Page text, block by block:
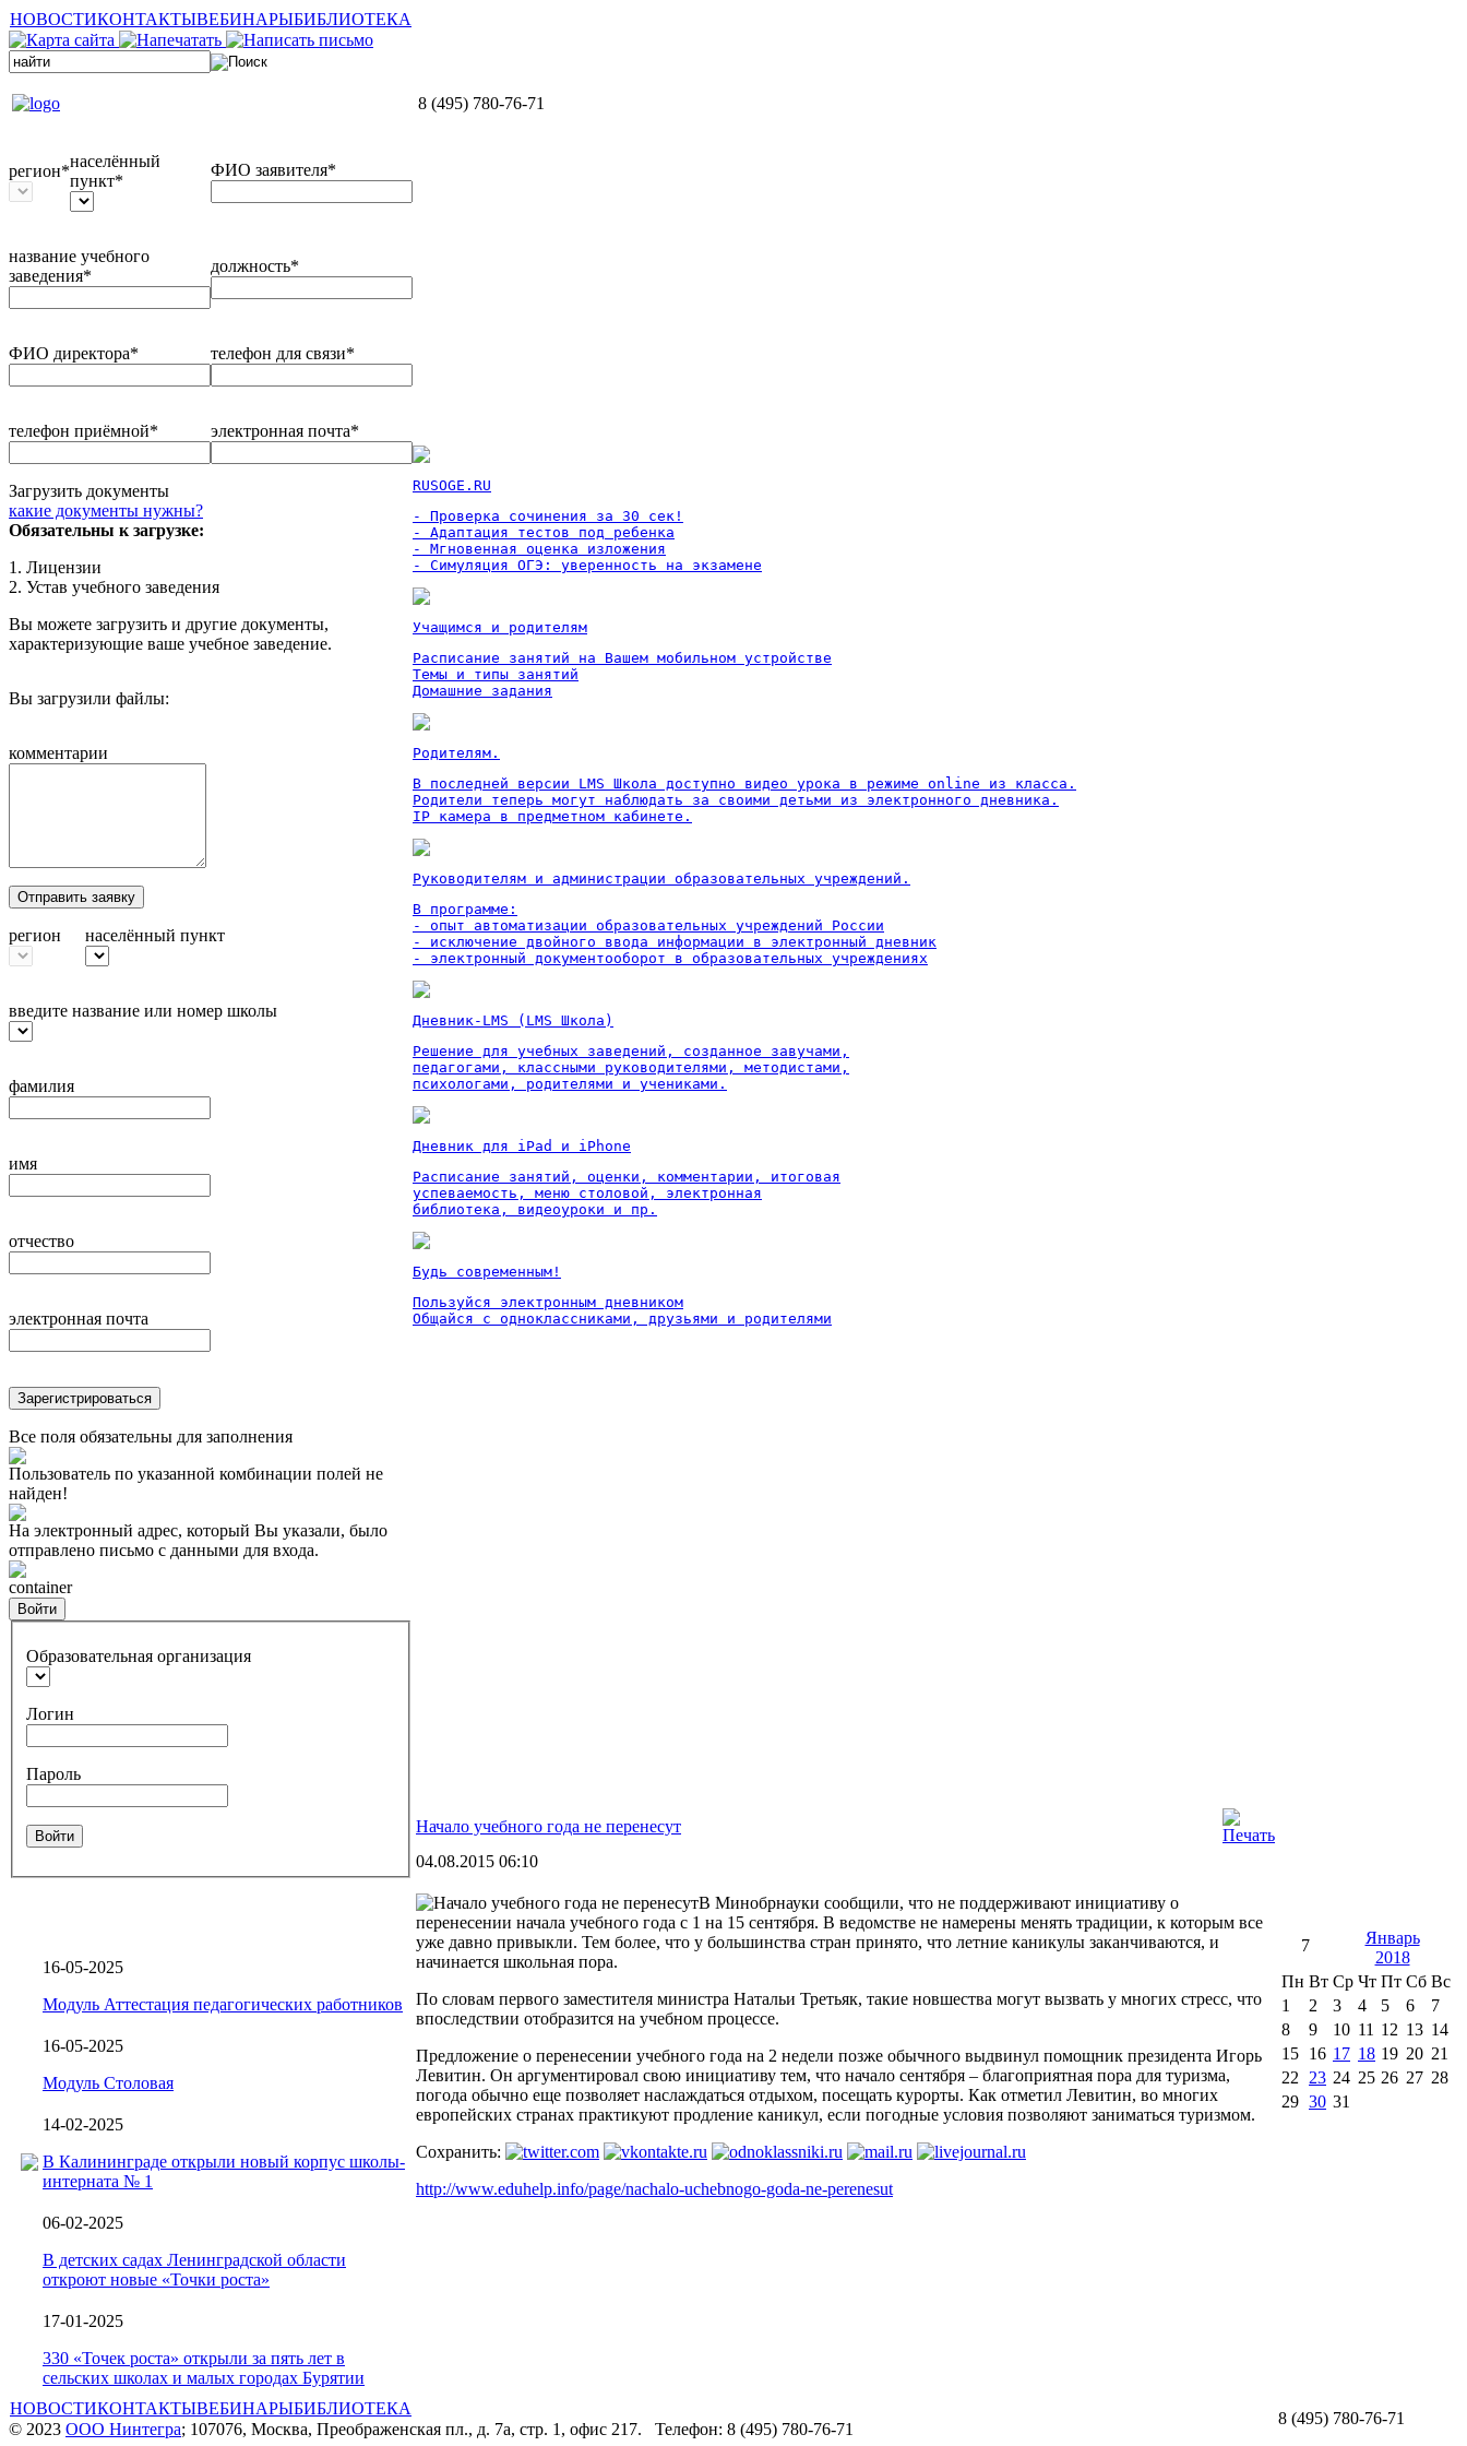
НОВОСТИКОНТАКТЫВЕБИНАРЫБИБЛИОТЕКА
8 (495) 780-76-71
регион*
населённый
пункт*
ФИО заявителя*
название учебного
заведения*
должность*
ФИО директора* телефон для связи*
телефон приёмной* электронная почта*
Загрузить документы
какие документы нужны?
Обязательны к загрузке:
1. Лицензии
2. Устав учебного заведения
Вы можете загрузить и другие документы,
характеризующие ваше учебное заведение.
Вы загрузили файлы:
комментарии
Отправить заявку
регион населённый пункт
введите название или номер школы
фамилия
имя
отчество
электронная почта
Зарегистрироваться
Все поля обязательны для заполнения
Пользователь по указанной комбинации полей не
найден!
На электронный адрес, который Вы указали, было
отправлено письмо с данными для входа.
container
Войти
Образовательная организация
Логин
Пароль
Войти
16-05-2025
Модуль Аттестация педагогических работников
16-05-2025
Модуль Столовая
14-02-2025
В Калининграде открыли новый корпус школы-
интерната № 1
06-02-2025
В детских садах Ленинградской области
откроют новые «Точки роста»
17-01-2025
330 «Точек роста» открыли за пять лет в
сельских школах и малых городах Бурятии
RUSOGE.RU
- Проверка сочинения за 30 сек!
- Адаптация тестов под ребенка
- Мгновенная оценка изложения
- Симуляция ОГЭ: уверенность на экзамене
Учащимся и родителям
Расписание занятий на Вашем мобильном устройстве
Темы и типы занятий
Домашние задания
Родителям.
В последней версии LMS Школа доступно видео урока в режиме online из класса.
Родители теперь могут наблюдать за своими детьми из электронного дневника.
IP камера в предметном кабинете.
Руководителям и администрации образовательных учреждений.
В программе:
- опыт автоматизации образовательных учреждений России
- исключение двойного ввода информации в электронный дневник
- электронный документооборот в образовательных учреждениях
Дневник-LMS (LMS Школа)
Решение для учебных заведений, созданное завучами,
педагогами, классными руководителями, методистами,
психологами, родителями и учениками.
Дневник для iPad и iPhone
Расписание занятий, оценки, комментарии, итоговая
успеваемость, меню столовой, электронная
библиотека, видеоуроки и пр.
Будь современным!
Пользуйся электронным дневником
Общайся с одноклассниками, друзьями и родителями
Начало учебного года не перенесут
04.08.2015 06:10
В Минобрнауки сообщили, что не поддерживают инициативу о
перенесении начала учебного года с 1 на 15 сентября. В ведомстве не намерены менять традиции, к которым все
уже давно привыкли. Тем более, что у большинства стран принято, что летние каникулы заканчиваются, и
начинается школьная пора.
По словам первого заместителя министра Натальи Третьяк, такие новшества могут вызвать у многих стресс, что
впоследствии отобразится на учебном процессе.
Предложение о перенесении учебного года на 2 недели позже обычного выдвинул помощник президента Игорь
Левитин. Он аргументировал свою инициативу тем, что начало сентября – благоприятная пора для туризма,
погода обычно еще позволяет наслаждаться отдыхом, посещать курорты. Как отметил Левитин, во многих
европейских странах практикуют продление каникул, если погодные условия позволяют заниматься туризмом.
Сохранить:
http://www.eduhelp.info/page/nachalo-uchebnogo-goda-ne-perenesut
7
Январь
2018
Пн Вт Ср Чт Пт Сб Вс
1
2 3 4 5 6
7
8
9 10 11 12 13 14
15 16 17 18 19 20 21
22
23 24 25 26 27 28
29 30 31
НОВОСТИКОНТАКТЫВЕБИНАРЫБИБЛИОТЕКА
© 2023 ООО Нинтегра; 107076, Москва, Преображенская пл., д. 7а, стр. 1, офис 217. Телефон: 8 (495) 780-76-71
8 (495) 780-76-71